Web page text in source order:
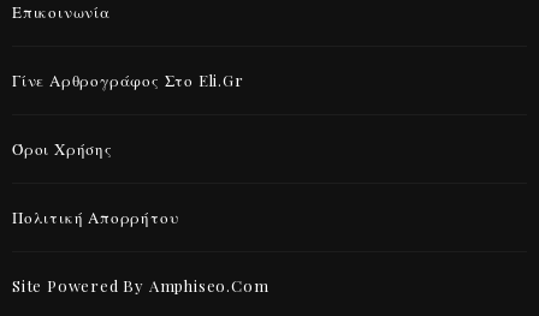
Επικοινωνία
Γίνε Αρθρογράφος Στο Eli.gr
Όροι Χρήσης
Πολιτική Απορρήτου
Site Powered By Amphiseo.com